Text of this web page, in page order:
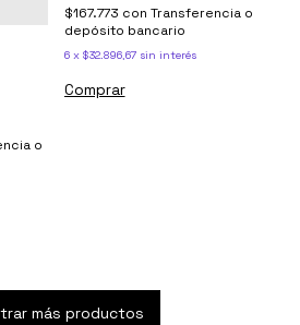
o
$167.773 con Transferencia o
depósito bancario
6 x $32.896,67 sin interés
más productos